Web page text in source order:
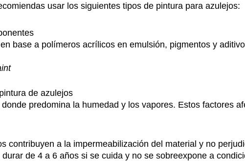
usar los siguientes tipos de pintura para azulejos:
base a polímeros acrílicos en emulsión, pigmentos y
de azulejos
predomina la humedad y los vapores. Estos factores
contribuyen a la impermeabilización del material y no
de 4 a 6 años si se cuida y no se sobreexpone a